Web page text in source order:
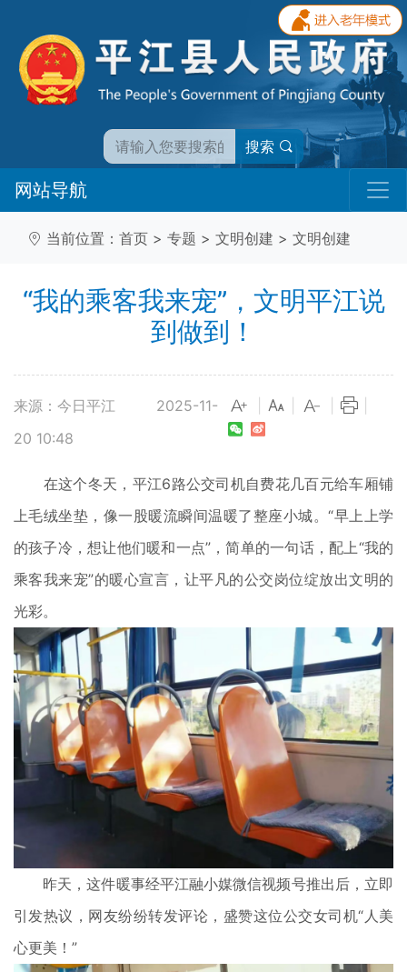
搜索
网站导航
当前位置： 首页 > 专题 > 文明创建 > 文明创建
“我的乘客我来宠”，文明平江说
到做到！
来源：今日平江
2025-11-
20 10:48
在这个冬天，平江6路公交司机自费花几百元给车厢铺
上毛绒坐垫，像一股暖流瞬间温暖了整座小城。“早上上学
的孩子冷，想让他们暖和一点”，简单的一句话，配上“我的
乘客我来宠”的暖心宣言，让平凡的公交岗位绽放出文明的
光彩。
昨天，这件暖事经平江融小媒微信视频号推出后，立即
引发热议，网友纷纷转发评论，盛赞这位公交女司机“人美
心更美！”